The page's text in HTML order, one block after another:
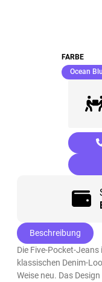
FARBE
Ocean
Beschreibung
Die Five-Pocket-Jeans
klassischen Denim-
Weise neu. Das